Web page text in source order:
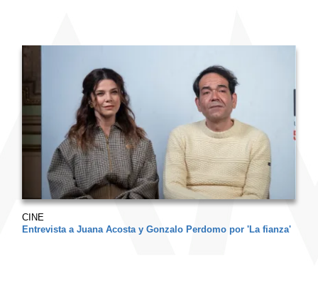
CINE
Entrevista a Juana Acosta y Gonzalo Perdomo por 'La fianza'